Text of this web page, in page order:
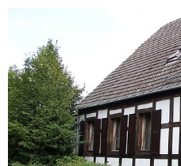
Dorfteich. Die über 100
Personen Platz. Sie
dees Hauses und verfügt
Sitz- und Spielbereich,
Kammer mit einem
Aufbettungen sind
und geräumige Küche ist
Das Wannenbad ist